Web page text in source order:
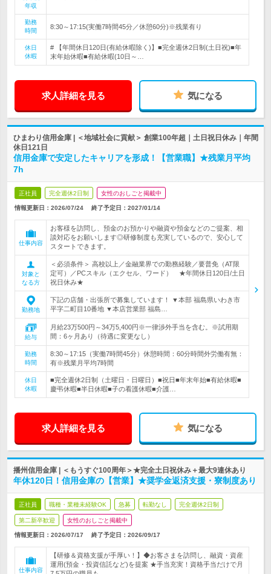
年収
勤務
時間
8:30～17:15(実働7時間45分／休憩60分)※残業有り
休日
休暇
# 【年間休日120日(有給休暇除く)】■完全週休2日制(土日祝)■年
末年始休暇■有給休暇(10日～…
求人詳細を見る 気になる
ひまわり信用金庫 | ＜地域社会に貢献＞ 創業100年超｜土日祝日休み｜年間
休日121日
信用金庫で安定したキャリアを形成！【営業職】★残業月平均
7h
正社員 完全週休2日制 女性のおしごと掲載中
情報更新日：2026/07/24 終了予定日： 2027/01/14
仕事内容
お客様を訪問し、預金のお預かりや融資や預金などのご提案、相
談対応をお願いします◎研修制度も充実しているので、安心して
スタートできます。
対象と
なる方
＜必須条件＞ 高校以上／金融業界での勤務経験／要普免（AT限
定可）／PCスキル（エクセル、ワード） ★年間休日120日/土日
祝日休み★
勤務地
下記の店舗・出張所で募集しています！ ▼本部 福島県いわき市
平字二町目10番地 ▼本店営業部 福島…
給与
月給23万500円～34万5,400円※一律渉外手当を含む。※試用期
間：6ヶ月あり（待遇に変更なし）
勤務
時間
8:30～17:15（実働7時間45分）休憩時間：60分時間外労働有無：
有※残業月平均7時間
休日
休暇
■完全週休2日制（土曜日・日曜日）■祝日■年末年始■有給休暇■
慶弔休暇■半日休暇■子の看護休暇■介護…
求人詳細を見る 気になる
播州信用金庫 | ＜もうすぐ100周年＞★完全土日祝休み＋最大9連休あり
年休120日！信用金庫の【営業】★奨学金返済支援・寮制度あり
正社員 職種・業種未経験OK 急募 転勤なし 完全週休2日制
第二新卒歓迎 女性のおしごと掲載中
情報更新日：2026/07/17 終了予定日： 2026/09/17
仕事内容
【研修＆資格支援が手厚い！】◆お客さまを訪問し、融資・資産
運用(預金・投資信託など)を提案 ★手当充実！資格手当だけで月